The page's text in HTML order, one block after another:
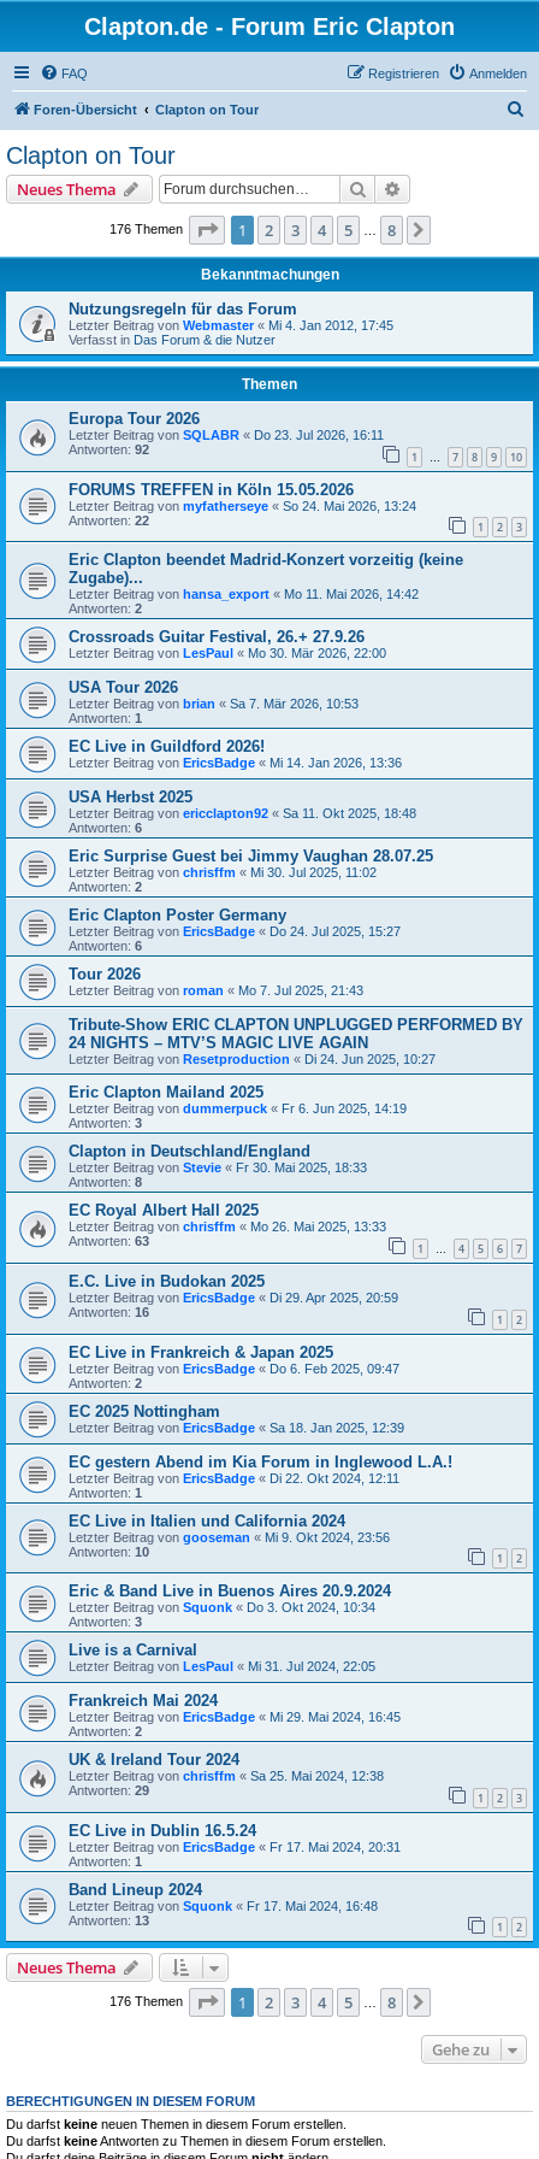
Clapton.de - Forum Eric Clapton
FAQ Anmelden
Registrieren
Foren-Übersicht Clapton on Tour
Clapton on Tour
Neues Thema Suche
176 Themen Seite 1von
1 2 3 4 5 8
Bekanntmachungen
Nutzungsregeln für das Forum
Letzter Beitrag von Webmaster« Mi 4. Jan 2012, 17:45
Verfasst in Das Forum & die Nutzer
Themen
Europa Tour 2026
Letzter Beitrag von SQLABR « Do 23. Jul 2026, 16:11
Antworten: 92 1 … 7 8 9 10
FORUMS TREFFEN in Köln 15.05.2026
Letzter Beitrag von myfatherseye « So 24. Mai 2026, 13:24
Antworten: 22 1 2 3
Eric Clapton beendet Madrid-Konzert vorzeitig (keine
Zugabe)...
Letzter Beitrag von hansa_export « Mo 11. Mai 2026, 14:42
Antworten: 2
Crossroads Guitar Festival, 26.+ 27.9.26
Letzter Beitrag von LesPaul « Mo 30. Mär 2026, 22:00
USA Tour 2026
Letzter Beitrag von brian « Sa 7. Mär 2026, 10:53
Antworten: 1
EC Live in Guildford 2026!
Letzter Beitrag von EricsBadge « Mi 14. Jan 2026, 13:36
USA Herbst 2025
Letzter Beitrag von ericclapton92 « Sa 11. Okt 2025, 18:48
Antworten: 6
Eric Surprise Guest bei Jimmy Vaughan 28.07.25
Letzter Beitrag von chrisffm « Mi 30. Jul 2025, 11:02
Antworten: 2
Eric Clapton Poster Germany
Letzter Beitrag von EricsBadge « Do 24. Jul 2025, 15:27
Antworten: 6
Tour 2026
Letzter Beitrag von roman « Mo 7. Jul 2025, 21:43
Tribute-Show ERIC CLAPTON UNPLUGGED PERFORMED BY
24 NIGHTS – MTV’S MAGIC LIVE AGAIN
Letzter Beitrag von Resetproduction « Di 24. Jun 2025, 10:27
Eric Clapton Mailand 2025
Letzter Beitrag von dummerpuck « Fr 6. Jun 2025, 14:19
Antworten: 3
Clapton in Deutschland/England
Letzter Beitrag von Stevie « Fr 30. Mai 2025, 18:33
Antworten: 8
EC Royal Albert Hall 2025
Letzter Beitrag von chrisffm « Mo 26. Mai 2025, 13:33
Antworten: 63 1 … 4 5 6 7
E.C. Live in Budokan 2025
Letzter Beitrag von EricsBadge « Di 29. Apr 2025, 20:59
Antworten: 16 1 2
EC Live in Frankreich & Japan 2025
Letzter Beitrag von EricsBadge « Do 6. Feb 2025, 09:47
Antworten: 2
EC 2025 Nottingham
Letzter Beitrag von EricsBadge « Sa 18. Jan 2025, 12:39
EC gestern Abend im Kia Forum in Inglewood L.A.!
Letzter Beitrag von EricsBadge « Di 22. Okt 2024, 12:11
Antworten: 1
EC Live in Italien und California 2024
Letzter Beitrag von gooseman « Mi 9. Okt 2024, 23:56
Antworten: 10 1 2
Eric & Band Live in Buenos Aires 20.9.2024
Letzter Beitrag von Squonk « Do 3. Okt 2024, 10:34
Antworten: 3
Live is a Carnival
Letzter Beitrag von LesPaul « Mi 31. Jul 2024, 22:05
Frankreich Mai 2024
Letzter Beitrag von EricsBadge « Mi 29. Mai 2024, 16:45
Antworten: 2
UK & Ireland Tour 2024
Letzter Beitrag von chrisffm « Sa 25. Mai 2024, 12:38
Antworten: 29 1 2 3
EC Live in Dublin 16.5.24
Letzter Beitrag von EricsBadge « Fr 17. Mai 2024, 20:31
Antworten: 1
Band Lineup 2024
Letzter Beitrag von Squonk « Fr 17. Mai 2024, 16:48
Antworten: 13 1 2
Neues Thema
176 Themen Seite 1von
1 2 3 4 5 … 8
Gehe zu
BERECHTIGUNGEN IN DIESEM FORUM
Du darfst keine neuen Themen in diesem Forum erstellen.
Du darfst keineAntworten zu Themen in diesem Forum erstellen.